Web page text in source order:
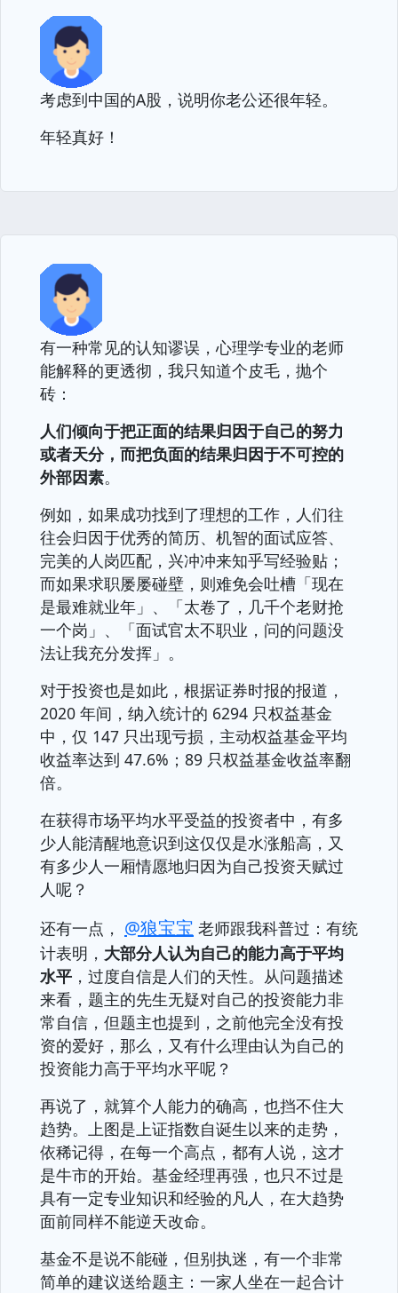
考虑到中国的A股，说明你老公还很年轻。
年轻真好！
有一种常见的认知谬误，心理学专业的老师
能解释的更透彻，我只知道个皮毛，抛个
砖：
人们倾向于把正面的结果归因于自己的努力
或者天分，而把负面的结果归因于不可控的
外部因素。
例如，如果成功找到了理想的工作，人们往
往会归因于优秀的简历、机智的面试应答、
完美的人岗匹配，兴冲冲来知乎写经验贴；
而如果求职屡屡碰壁，则难免会吐槽「现在
是最难就业年」、「太卷了，几千个老财抢
一个岗」、「面试官太不职业，问的问题没
法让我充分发挥」。
对于投资也是如此，根据证券时报的报道，
2020 年间，纳入统计的 6294 只权益基金
中，仅 147 只出现亏损，主动权益基金平均
收益率达到 47.6%；89 只权益基金收益率翻
倍。
在获得市场平均水平受益的投资者中，有多
少人能清醒地意识到这仅仅是水涨船高，又
有多少人一厢情愿地归因为自己投资天赋过
人呢？
还有一点， @狼宝宝 老师跟我科普过：有统
计表明， 大部分人认为自己的能力高于平均
水平 ，过度自信是人们的天性。从问题描述
来看，题主的先生无疑对自己的投资能力非
常自信，但题主也提到，之前他完全没有投
资的爱好，那么，又有什么理由认为自己的
投资能力高于平均水平呢？
再说了，就算个人能力的确高，也挡不住大
趋势。上图是上证指数自诞生以来的走势，
依稀记得，在每一个高点，都有人说，这才
是牛市的开始。基金经理再强，也只不过是
具有一定专业知识和经验的凡人，在大趋势
面前同样不能逆天改命。
基金不是说不能碰，但别执迷，有一个非常
简单的建议送给题主：一家人坐在一起合计